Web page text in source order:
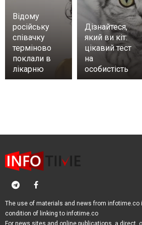
Відому
російську
співачку
терміново
поклали в
лікарню
Дізнайтеся,
який ви кіт:
цікавий тест
на
особистість
The use of materials and news from infotime.co
condition of linking to infotime.co
For news sites and online publications, a direct,